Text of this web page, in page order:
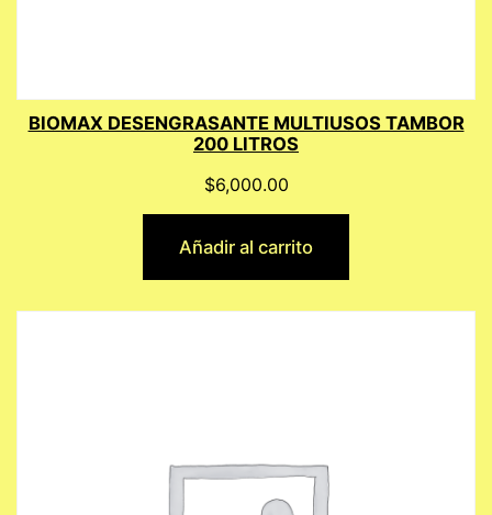
BIOMAX DESENGRASANTE MULTIUSOS TAMBOR
200 LITROS
$6,000.00
Añadir al carrito